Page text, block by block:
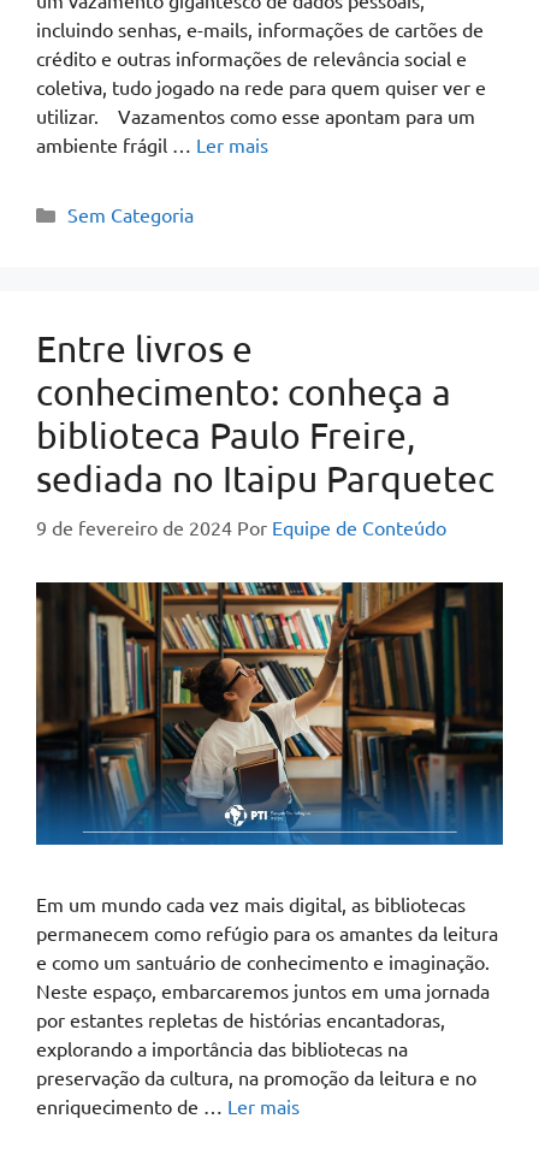
incluindo senhas, e-mails, informações de cartões de
crédito e outras informações de relevância social e
coletiva, tudo jogado na rede para quem quiser ver e
utilizar. Vazamentos como esse apontam para um
ambiente frágil … Ler mais
Sem Categoria
Entre livros e
conhecimento: conheça a
biblioteca Paulo Freire,
sediada no Itaipu Parquetec
9 de fevereiro de 2024 Por Equipe de Conteúdo
Em um mundo cada vez mais digital, as bibliotecas
permanecem como refúgio para os amantes da leitura
e como um santuário de conhecimento e imaginação.
Neste espaço, embarcaremos juntos em uma jornada
por estantes repletas de histórias encantadoras,
explorando a importância das bibliotecas na
preservação da cultura, na promoção da leitura e no
enriquecimento de … Ler mais